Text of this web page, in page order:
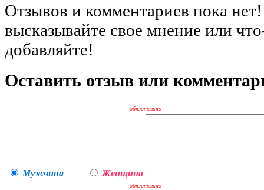
Отзывов и комментариев пока
высказывайте свое мнение или
добавляйте!
Оставить отзыв или
обязательно
Мужчина Женщина
обязательно